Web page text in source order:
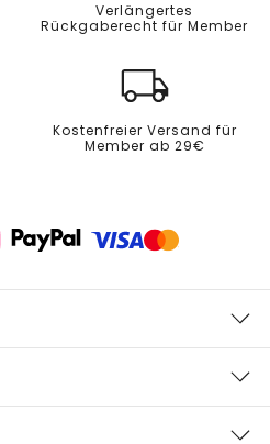
Verlängertes
Rückgaberecht für Member
Kostenfreier Versand für
Member ab 29€